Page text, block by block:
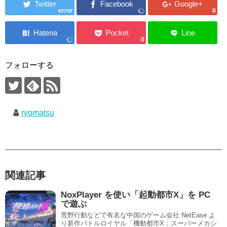
error 0
0
フォローする
ryomatsu
関連記事
NoxPlayer を使い「起動都市X」を PC
で遊ぶ
荒野行動などで有名な中国のゲーム会社 NetEase よ
り新作バトルロイヤル「機動都市X：スーパーメカシ